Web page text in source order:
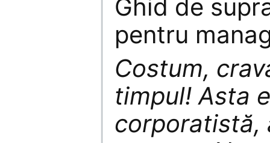
Ghid de
pentru
Costum,
timpul! Asta
corporatistă,